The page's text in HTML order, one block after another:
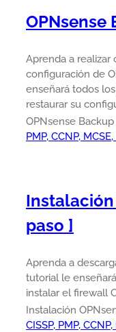
OPNsense
Aprenda a realizar
configuración de
enseñará todos
restaurar su
OPNsense
PMP, CCNP,
Instalación
paso ]
Aprenda a
tutorial le
instalar el firewall
Instalación
CISSP, PMP,